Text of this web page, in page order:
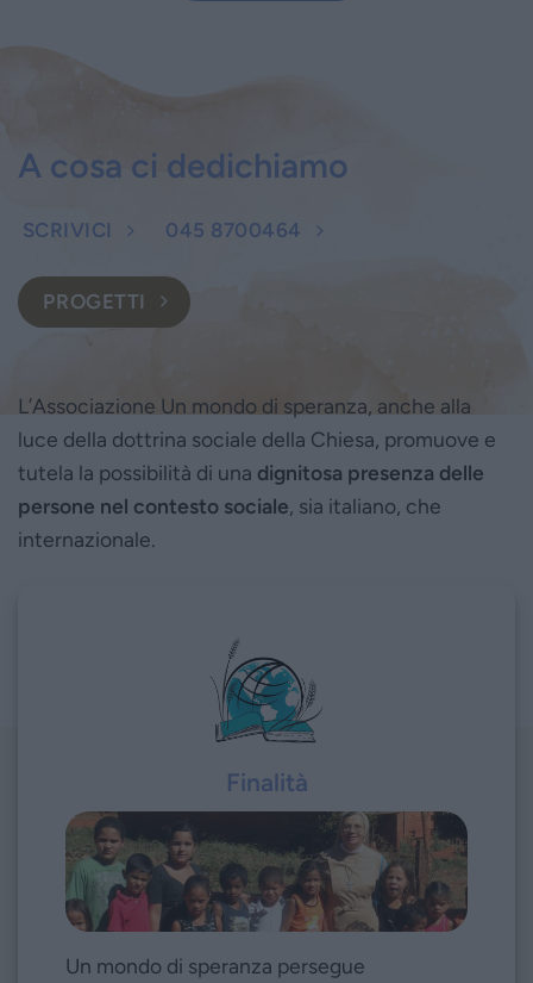
A cosa ci dedichiamo
SCRIVICI 045 8700464
PROGETTI
L’Associazione Un mondo di speranza, anche alla
luce della dottrina sociale della Chiesa, promuove e
tutela la possibilità di una dignitosa presenza delle
persone nel contesto sociale, sia italiano, che
internazionale.
Finalità
Un mondo di speranza persegue